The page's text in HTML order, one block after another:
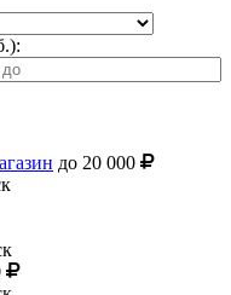
до 20 000